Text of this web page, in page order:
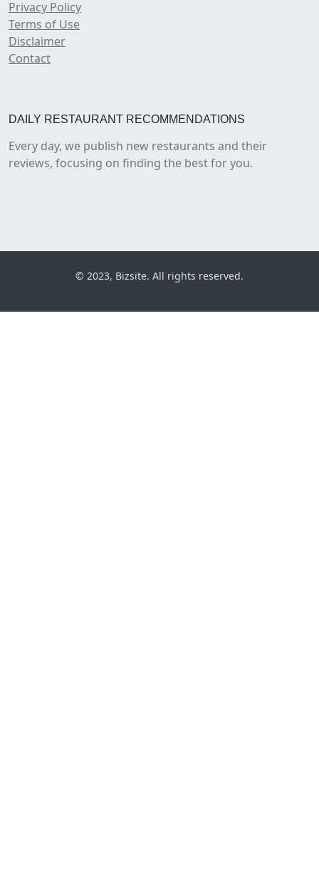
Privacy Policy
Terms of Use
Disclaimer
Contact
DAILY RESTAURANT RECOMMENDATIONS
Every day, we publish new restaurants and their
reviews, focusing on finding the best for you.
© 2023, Bizsite. All rights reserved.